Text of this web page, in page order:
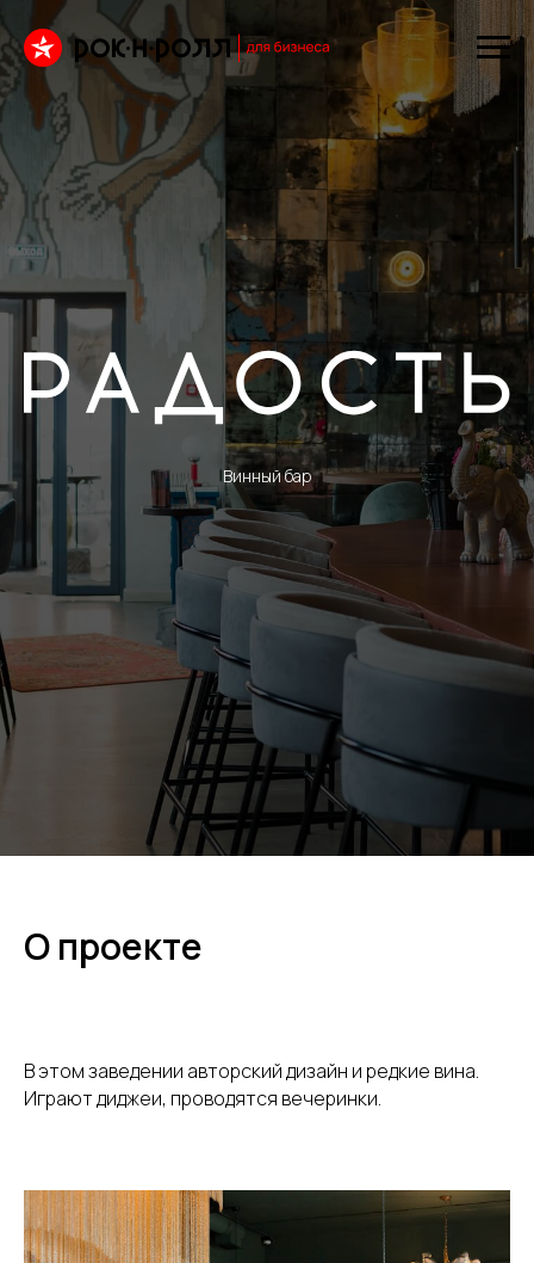
Винный бар
О проекте
В этом заведении авторский дизайн и редкие вина.
Играют диджеи, проводятся вечеринки.